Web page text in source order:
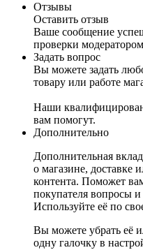
Отзывы
Оставить отзыв
Ваше сообщение
проверки модератором
Задать вопрос
Вы можете задать
товару или работе
Наши
вам помогут.
Дополнительно
Дополнительная
о магазине, доставке
контента. Поможет
покупателя вопросы и
Используйте её по
Вы можете убрать её
одну галочку в